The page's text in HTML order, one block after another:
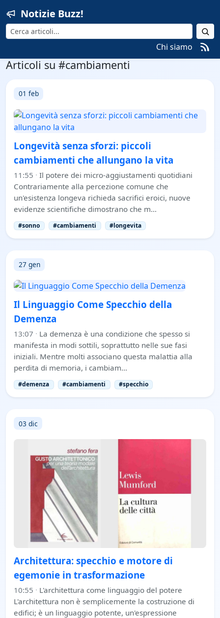
Notizie Buzz!
Cerca
Chi siamo
Articoli su #cambiamenti
01 feb
Longevità senza sforzi: piccoli
cambiamenti che allungano la vita
11:55 · Il potere dei micro-aggiustamenti quotidiani
Contrariamente alla percezione comune che
un'esistenza longeva richieda sacrifici eroici, nuove
evidenze scientifiche dimostrano che m…
#sonno #cambiamenti #longevita
27 gen
Il Linguaggio Come Specchio della
Demenza
13:07 · La demenza è una condizione che spesso si
manifesta in modi sottili, soprattutto nelle sue fasi
iniziali. Mentre molti associano questa malattia alla
perdita di memoria, i cambiam…
#demenza #cambiamenti #specchio
03 dic
Architettura: specchio e motore di
egemonie in trasformazione
10:55 · L'architettura come linguaggio del potere
L'architettura non è semplicemente la costruzione di
edifici; è un linguaggio potente, un'espressione